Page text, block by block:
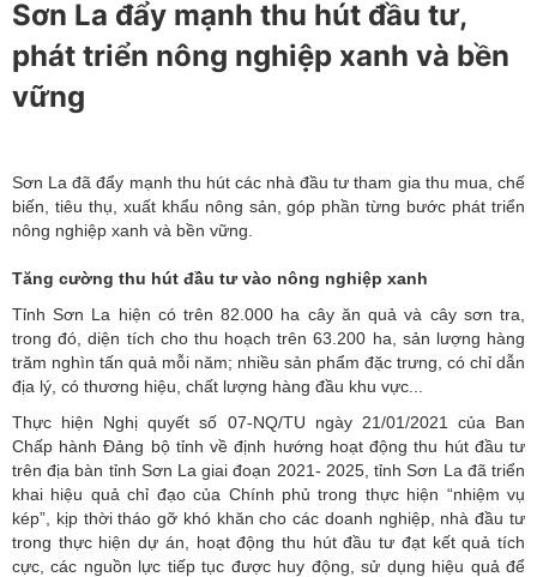
Sơn La đẩy mạnh thu hút đầu tư,
phát triển nông nghiệp xanh và bền
vững
Sơn La đã đẩy mạnh thu hút các nhà đầu tư tham gia thu mua, chế
biến, tiêu thụ, xuất khẩu nông sản, góp phần từng bước phát triển
nông nghiệp xanh và bền vững.
Tăng cường thu hút đầu tư vào nông nghiệp xanh
Tỉnh Sơn La hiện có trên 82.000 ha cây ăn quả và cây sơn tra,
trong đó, diện tích cho thu hoạch trên 63.200 ha, sản lượng hàng
trăm nghìn tấn quả mỗi năm; nhiều sản phẩm đặc trưng, có chỉ dẫn
địa lý, có thương hiệu, chất lượng hàng đầu khu vực...
Thực hiện Nghị quyết số 07-NQ/TU ngày 21/01/2021 của Ban
Chấp hành Đảng bộ tỉnh về định hướng hoạt động thu hút đầu tư
trên địa bàn tỉnh Sơn La giai đoạn 2021- 2025, tỉnh Sơn La đã triển
khai hiệu quả chỉ đạo của Chính phủ trong thực hiện “nhiệm vụ
kép”, kịp thời tháo gỡ khó khăn cho các doanh nghiệp, nhà đầu tư
trong thực hiện dự án, hoạt động thu hút đầu tư đạt kết quả tích
cực, các nguồn lực tiếp tục được huy động, sử dụng hiệu quả để